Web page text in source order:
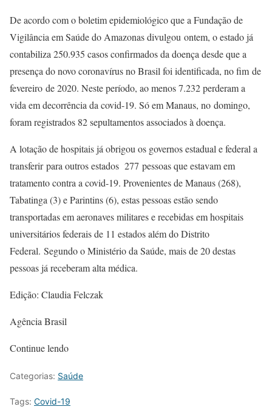
De acordo com o boletim epidemiológico que a Fundação de
Vigilância em Saúde do Amazonas divulgou ontem, o estado já
contabiliza 250.935 casos confirmados da doença desde que a
presença do novo coronavírus no Brasil foi identificada, no fim de
fevereiro de 2020. Neste período, ao menos 7.232 perderam a
vida em decorrência da covid-19. Só em Manaus, no domingo,
foram registrados 82 sepultamentos associados à doença.
A lotação de hospitais já obrigou os governos estadual e federal a
transferir para outros estados 277 pessoas que estavam em
tratamento contra a covid-19. Provenientes de Manaus (268),
Tabatinga (3) e Parintins (6), estas pessoas estão sendo
transportadas em aeronaves militares e recebidas em hospitais
universitários federais de 11 estados além do Distrito
Federal. Segundo o Ministério da Saúde, mais de 20 destas
pessoas já receberam alta médica.
Edição: Claudia Felczak
Agência Brasil
Continue lendo
Categorias: Saúde
Tags: Covid-19